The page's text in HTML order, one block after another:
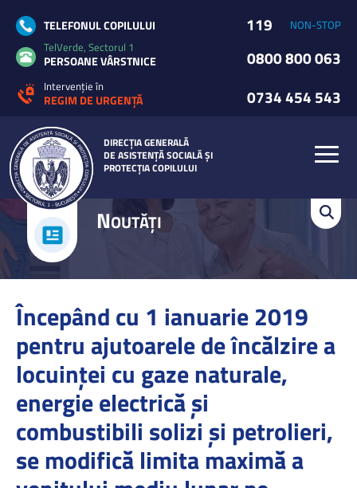
DIRECȚIA GENERALĂ
DE ASISTENȚĂ SOCIALĂ ȘI
PROTECȚIA COPILULUI
TELEFONUL COPILULUI 119
NON-STOP
TelVerde, Sectorul 1
PERSOANE VÂRSTNICE 0800 800 063
Intervenție în
REGIM DE URGENȚĂ 0734 454 543
NOUTĂȚI
Începând cu 1 ianuarie 2019
pentru ajutoarele de încălzire a
locuinței cu gaze naturale,
energie electrică și
combustibili solizi și petrolieri,
se modifică limita maximă a